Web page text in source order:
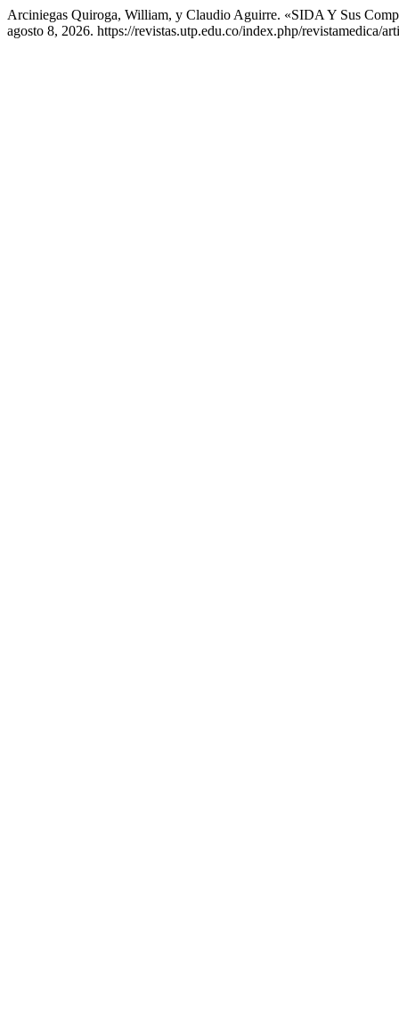
Arciniegas Quiroga, William, y Claudio Aguirre. «SIDA Y Sus
agosto 8, 2026. https://revistas.utp.edu.co/index.php/revistamedica/